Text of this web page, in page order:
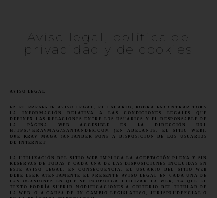
Aviso legal, política de
privacidad y de cookies
AVISO LEGAL
EN EL PRESENTE AVISO LEGAL, EL USUARIO, PODRÁ ENCONTRAR TODA
LA INFORMACIÓN RELATIVA A LAS CONDICIONES LEGALES QUE
DEFINEN LAS RELACIONES ENTRE LOS USUARIOS Y EL RESPONSABLE DE
LA PÁGINA WEB ACCESIBLE EN LA DIRECCIÓN URL
HTTPS://KRAVMAGASANTANDER.COM
(EN ADELANTE, EL SITIO WEB),
QUE KRAV MAGA SANTANDER PONE A DISPOSICIÓN DE LOS USUARIOS
DE INTERNET.
LA UTILIZACIÓN DEL SITIO WEB IMPLICA LA ACEPTACIÓN PLENA Y SIN
RESERVAS DE TODAS Y CADA UNA DE LAS DISPOSICIONES INCLUIDAS EN
ESTE AVISO LEGAL. EN CONSECUENCIA, EL USUARIO DEL SITIO WEB
DEBE LEER ATENTAMENTE EL PRESENTE AVISO LEGAL EN CADA UNA DE
LAS OCASIONES EN QUE SE PROPONGA UTILIZAR LA WEB, YA QUE EL
TEXTO PODRÍA SUFRIR MODIFICACIONES A CRITERIO DEL TITULAR DE
LA WEB, O A CAUSA DE UN CAMBIO LEGISLATIVO, JURISPRUDENCIAL O